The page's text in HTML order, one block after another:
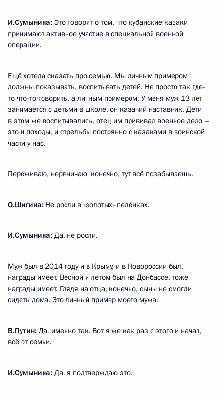
И.Сумынина: Это говорит о том, что кубанские казаки
принимают активное участие в специальной военной
операции.
Ещё хотела сказать про семью. Мы личным примером
должны показывать, воспитывать детей. Не просто так где-
то что-то говорить, а личным примером. У меня муж 13 лет
занимается с детьми в школе, он казачий наставник. Дети
в этом же воспитывались, отец им прививал военное дело –
это и походы, и стрельбы постоянно с казаками в воинской
части у нас.
Переживаю, нервничаю, конечно, тут всё позабываешь.
О.Шигина: Не росли в «золотых» пелёнках.
И.Сумынина: Да, не росли.
Муж был в 2014 году и в Крыму, и в Новороссии был,
награды имеет. Весной и летом был на Донбассе, тоже
награды имеет. Глядя на отца, конечно, сыны не смогли
сидеть дома. Это личный пример моего мужа.
В.Путин: Да, именно так. Вот я же как раз с этого и начал,
всё от семьи.
И.Сумынина: Да, я подтверждаю это.